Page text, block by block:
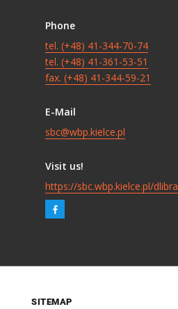
Phone
tel. (+48) 41-344-70-74
tel. (+48) 41-361-53-51
fax. (+48) 41-344-59-21
E-Mail
sbc@wbp.kielce.pl
Visit us!
https://sbc.wbp.kielce.pl/dlibra
SITEMAP